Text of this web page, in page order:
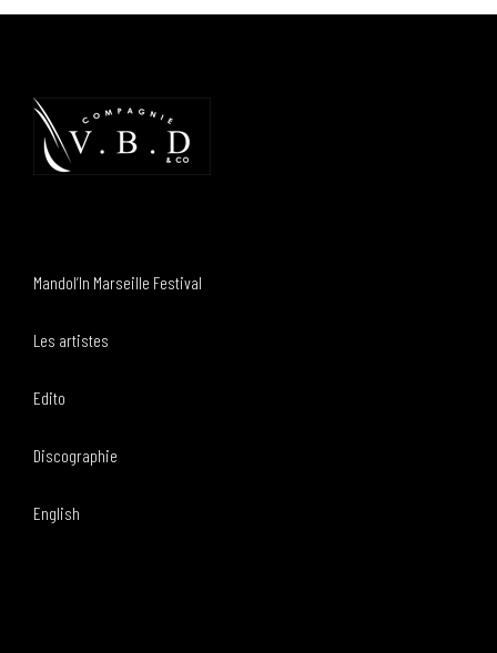
Mandol’In Marseille Festival
Les artistes
Edito
Discographie
English